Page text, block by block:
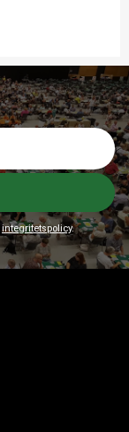
integritetspolicy.